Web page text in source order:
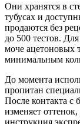
Они хранятся в
тубусах и
продаются без
до 500 тестов.
моче ацетоновых
минимальным
До момента
пропитан
После контакта с
изменяет
инструкция